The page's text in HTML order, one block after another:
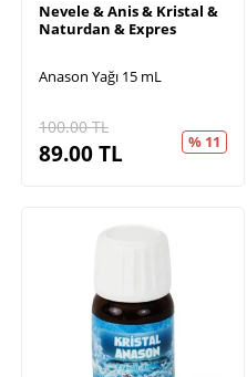
Nevele & Anis & Kristal &
Naturdan & Expres
Anason Yağı 15 mL
100.00TL
89.00TL % 11